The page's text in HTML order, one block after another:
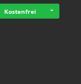
Kostenfrei